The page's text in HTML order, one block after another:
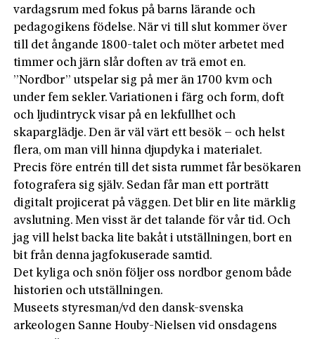
vardagsrum med fokus på barns lärande och
pedagogikens födelse. När vi till slut kommer över
till det ångande 1800-talet och möter arbetet med
timmer och järn slår doften av trä emot en.
”Nordbor” utspelar sig på mer än 1700 kvm och
under fem sekler. Variationen i färg och form, doft
och ljudintryck visar på en lekfullhet och
skaparglädje. Den är väl värt ett besök – och helst
flera, om man vill hinna djupdyka i materialet.
Precis före entrén till det sista rummet får besökaren
fotografera sig själv. Sedan får man ett porträtt
digitalt projicerat på väggen. Det blir en lite märklig
avslutning. Men visst är det talande för vår tid. Och
jag vill helst backa lite bakåt i utställningen, bort en
bit från denna jagfokuserade samtid.
Det kyliga och snön följer oss nordbor genom både
historien och utställningen.
Museets styresman/vd den dansk-svenska
arkeologen Sanne Houby-Nielsen vid onsdagens